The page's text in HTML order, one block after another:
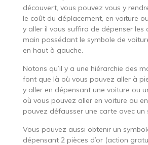
découvert, vous pouvez vous y
le coût du déplacement, en voiture
y aller il vous suffira de dépenser les
main possédant le symbole de
en haut à gauche.
Notons qu’il y a une hiérarchie des
font que là où vous pouvez aller à
y aller en dépensant une voiture ou
où vous pouvez aller en voiture ou
pouvez défausser une carte avec un
Vous pouvez aussi obtenir un
dépensant 2 pièces d’or (action